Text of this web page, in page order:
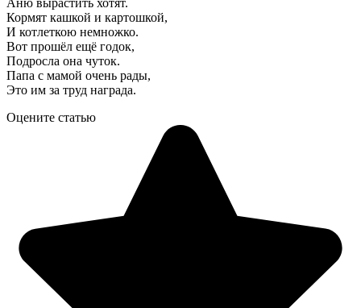
Кормят кашкой и картошкой,
И котлеткою немножко.
Вот прошёл ещё годок,
Подросла она чуток.
Папа с мамой очень рады,
Это им за труд награда.
Оцените статью